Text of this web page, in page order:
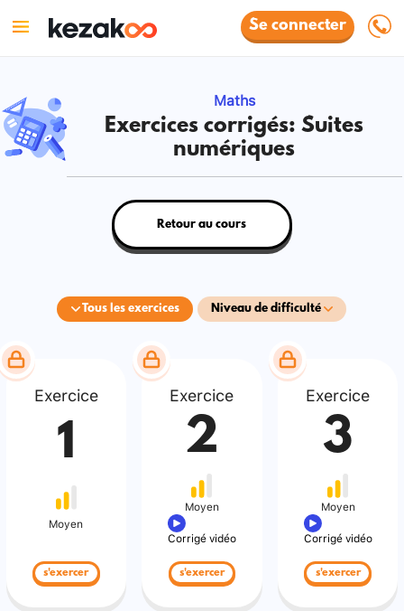
Se connecter
Maths
Exercices corrigés: Suites
numériques
Tous les exercices Niveau de difficulté
Retour au cours
Exercice
1
Moyen
s'exercer
Exercice
2
Moyen
Corrigé vidéo
s'exercer
Exercice
3
Moyen
Corrigé vidéo
s'exercer